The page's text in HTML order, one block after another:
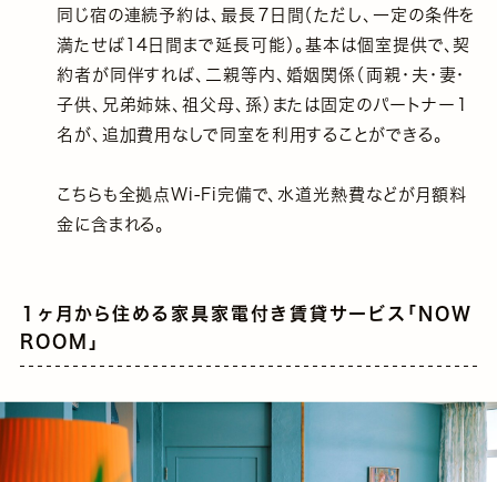
同じ宿の連続予約は、最長７日間（ただし、一定の条件を
満たせば14日間まで延長可能）。基本は個室提供で、契
約者が同伴すれば、二親等内、婚姻関係（両親・夫・妻・
子供、兄弟姉妹、祖父母、孫）または固定のパートナー１
名が、追加費用なしで同室を利用することができる。
こちらも全拠点Wi-Fi完備で、水道光熱費などが月額料
金に含まれる。
１ヶ月から住める家具家電付き賃貸サービス「NOW
ROOM」